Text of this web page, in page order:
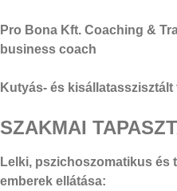
Pro Bona Kft. Coaching &
business coach
Kutyás- és
SZAKMAI
Lelki, pszichoszomatikus és
emberek ellátása: